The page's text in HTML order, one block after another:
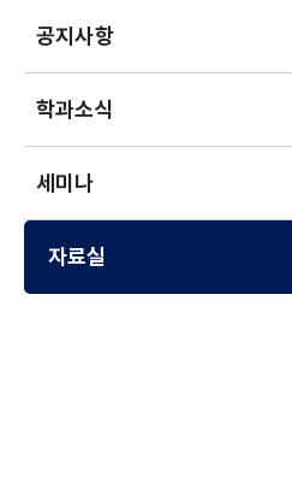
공지사항
학과소식
세미나
자료실